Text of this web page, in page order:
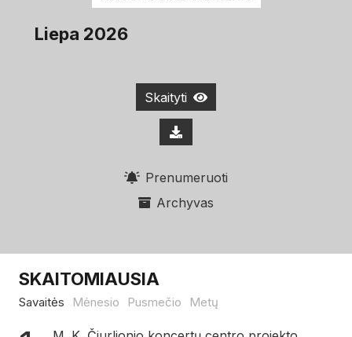
Liepa 2026
Skaityti
Prenumeruoti
Archyvas
SKAITOMIAUSIA
Savaitės Mėnesio Pusmečio Metų